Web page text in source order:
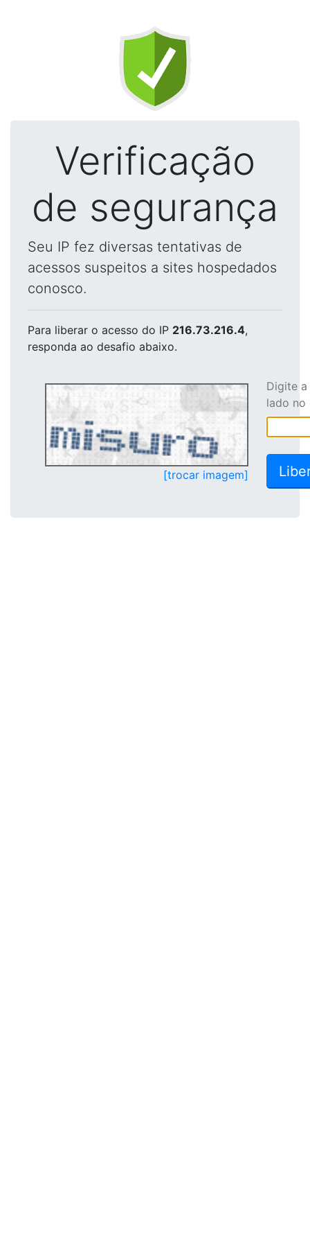
Verificação
de segurança
Seu IP fez diversas tentativas de
acessos suspeitos a sites hospedados
conosco.
Para liberar o acesso do IP 216.73.216.4,
responda ao desafio abaixo.
[trocar imagem]
Digite
lado no